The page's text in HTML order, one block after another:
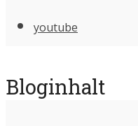
youtube
Bloginhalt